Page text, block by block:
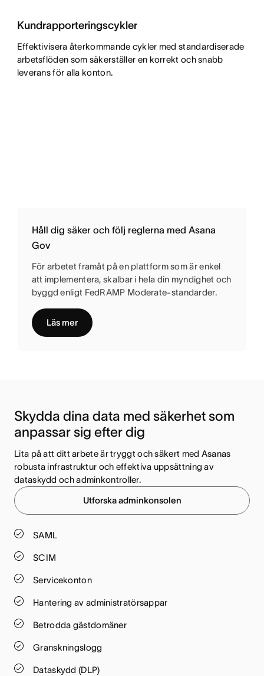
Kundrapporteringscykler
Effektivisera återkommande cykler med standardiserade
arbetsflöden som säkerställer en korrekt och snabb
leverans för alla konton.
Håll dig säker och följ reglerna med Asana
Gov
För arbetet framåt på en plattform som är enkel
att implementera, skalbar i hela din myndighet och
byggd enligt FedRAMP Moderate-standarder.
Läs mer
Skydda dina data med säkerhet som
anpassar sig efter dig
Lita på att ditt arbete är tryggt och säkert med Asanas
robusta infrastruktur och effektiva uppsättning av
dataskydd och adminkontroller.
Utforska adminkonsolen
SAML
SCIM
Servicekonton
Hantering av administratörsappar
Betrodda gästdomäner
Granskningslogg
Dataskydd (DLP)